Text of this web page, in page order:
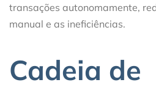
transações autonomamente,
manual e as ineficiências.
Cadeia de